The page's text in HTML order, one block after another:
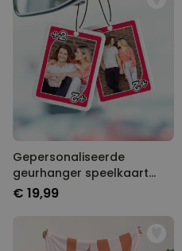
Gepersonaliseerde
geurhanger speelkaart
met foto set van 2
€ 19,99